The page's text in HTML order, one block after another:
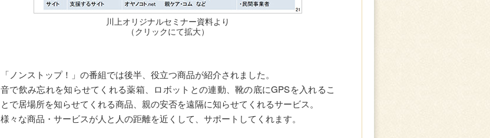
川上オリジナルセミナー資料より
（クリックにて拡大）
「ノンストップ！」の番組では後半、役立つ商品が紹介されました。
音で飲み忘れを知らせてくれる薬箱、ロボットとの連動、靴の底にGPSを入れるこ
とで居場所を知らせてくれる商品、親の安否を遠隔に知らせてくれるサービス。
様々な商品・サービスが人と人の距離を近くして、サポートしてくれます。